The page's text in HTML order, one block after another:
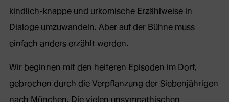
kindlich-knappe und urkomische Erzählweise in
Dialoge umzuwandeln. Aber auf der Bühne muss
einfach anders erzählt werden.
Wir beginnen mit den heiteren Episoden im Dorf,
gebrochen durch die Verpflanzung der Siebenjährigen
nach München. Die vielen unsympathischen